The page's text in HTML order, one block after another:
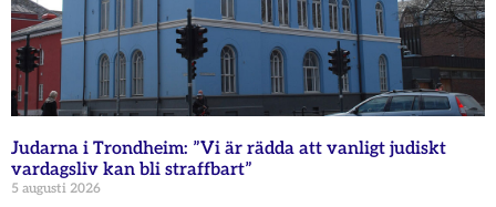
Judarna i Trondheim: ”Vi är rädda att vanligt judiskt
vardagsliv kan bli straffbart”
5 augusti 2026